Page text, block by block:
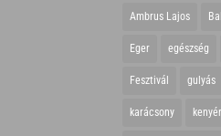
Ambrus Lajos
Eger egészség
Fesztivál gulyás
karácsony kenyér